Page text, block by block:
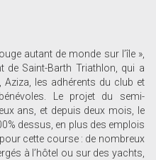
autant de monde sur l’île »,
de Saint-Barth Triathlon, qui a
les adhérents du club et
Le projet du semi-
ans, et depuis deux mois, le
dessus, en plus des emplois
cette course : de nombreux
à l’hôtel ou sur des yachts,